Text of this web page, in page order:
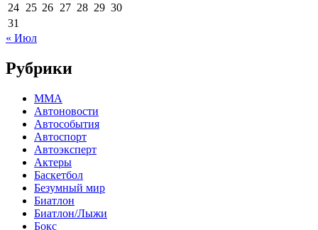
24 25 26 27 28 29 30
31
« Июл
Рубрики
MMA
Автоновости
Автособытия
Автоспорт
Автоэксперт
Актеры
Баскетбол
Безумный мир
Биатлон
Биатлон/Лыжи
Бокс